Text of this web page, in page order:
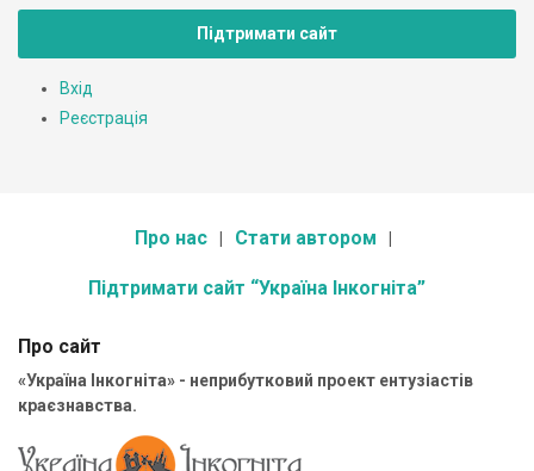
Підтримати сайт
Вхід
Реєстрація
Про нас Стати автором
Підтримати сайт “Україна Інкогніта”
Про сайт
«Україна Інкогніта» - неприбутковий проект ентузіастів
краєзнавства.